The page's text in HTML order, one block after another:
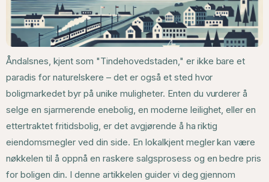
Åndalsnes, kjent som "Tindehovedstaden," er ikke bare et
paradis for naturelskere – det er også et sted hvor
boligmarkedet byr på unike muligheter. Enten du vurderer å
selge en sjarmerende enebolig, en moderne leilighet, eller en
ettertraktet fritidsbolig, er det avgjørende å ha riktig
eiendomsmegler ved din side. En lokalkjent megler kan være
nøkkelen til å oppnå en raskere salgsprosess og en bedre pris
for boligen din. I denne artikkelen guider vi deg gjennom